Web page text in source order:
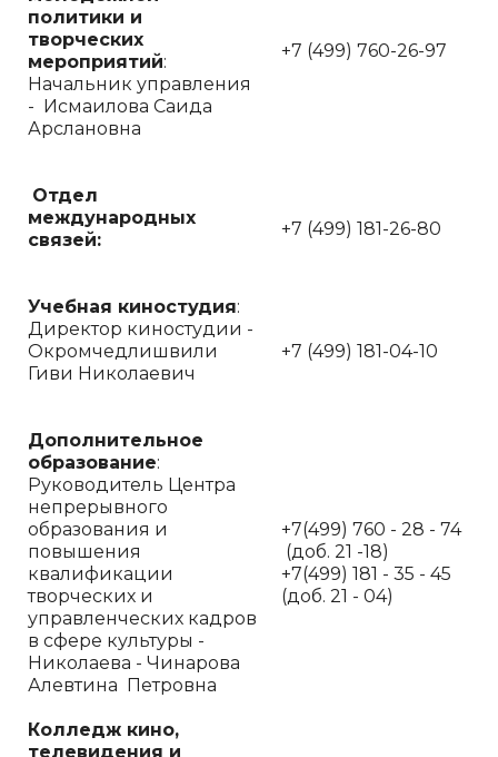
политики и
творческих
мероприятий:
Начальник управления
- Исмаилова Саида
Арслановна
+7 (499) 760-26-97
Отдел
международных
связей:
+7 (499) 181-26-80
Учебная киностудия:
Директор киностудии -
Окромчедлишвили
Гиви Николаевич
+7 (499) 181-04-10
Дополнительное
образование:
Руководитель Центра
непрерывного
образования и
повышения
квалификации
творческих и
управленческих кадров
в сфере культуры -
Николаева - Чинарова
Алевтина Петровна
+7(499) 760 - 28 - 74
(доб. 21 -18)
+7(499) 181 - 35 - 45
(доб. 21 - 04)
Колледж кино,
телевидения и